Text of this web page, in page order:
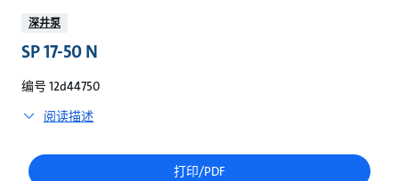
较
深井泵
SP 17-50 N
编号 12d44750
阅读描述
打印/PDF